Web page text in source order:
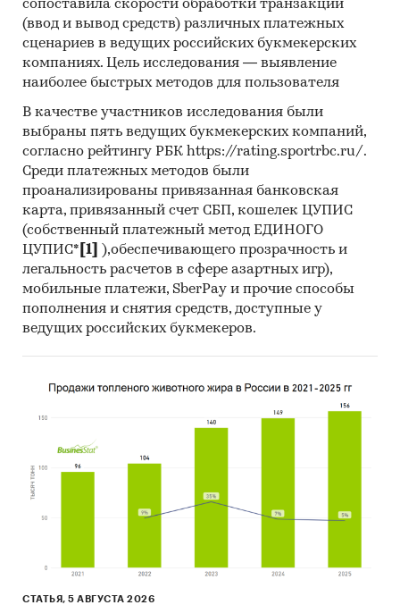
В исследовании представлено сравнение
финансовых показателей крупнейших
производителей автоматических
низковольтных выключателей в России:
ООО «ЭЛЕКТРОРЕШЕНИЯ»
ООО «ПРОМ-ТЭК»
ООО «ШНЕЙДЕР ЭЛЕКТРИК ЗЭМ»
ООО «ДЭЗ»
ООО ЗАВОД «ЭЛЕКТРОКОНТАКТОР»
ЗАО «ВОЛМАГ»
ООО «БЗПА»
ООО «ПО ЭЛЕКТРОАППАРАТ»
ООО «ЭЛЕКТРОН»
сопоставила скорости обработки транзакций
(ввод и вывод средств) различных платежных
сценариев в ведущих российских букмекерских
компаниях. Цель исследования — выявление
наиболее быстрых методов для пользователя
В качестве участников исследования были
выбраны пять ведущих букмекерских компаний,
согласно рейтингу РБК https://rating.sportrbc.ru/.
Среди платежных методов были
проанализированы привязанная банковская
карта, привязанный счет СБП, кошелек ЦУПИС
(собственный платежный метод ЕДИНОГО
ЦУПИС* [1]
),обеспечивающего прозрачность и
легальность расчетов в сфере азартных игр),
мобильные платежи, SberPay и прочие способы
пополнения и снятия средств, доступные у
ведущих российских букмекеров.
СТАТЬЯ, 5 АВГУСТА 2026